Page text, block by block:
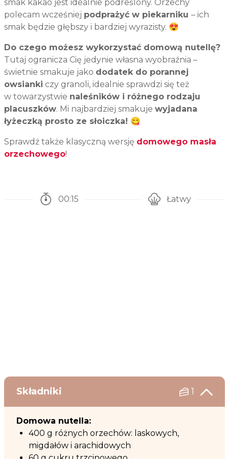
smak kakao jest idealnie podreślony. Orzechy
polecam wcześniej podprażyć w piekarniku – ich
smak będzie głębszy i bardziej wyrazisty. 😍
Do czego możesz wykorzystać domową nutellę?
Tutaj ogranicza Cię jedynie własna wyobraźnia –
świetnie smakuje jako dodatek do porannej
owsianki czy granoli, idealnie sprawdzi się też
w towarzystwie naleśników i różnego rodzaju
placuszków. Mi najbardziej smakuje wyjadana
łyżeczką prosto ze słoiczka! 😋
Sprawdź także klasyczną wersję domowego masła
orzechowego!
00:15
Łatwy
Składniki 1
Domowa nutella:
400 g różnych orzechów: laskowych,
migdałów i arachidowych